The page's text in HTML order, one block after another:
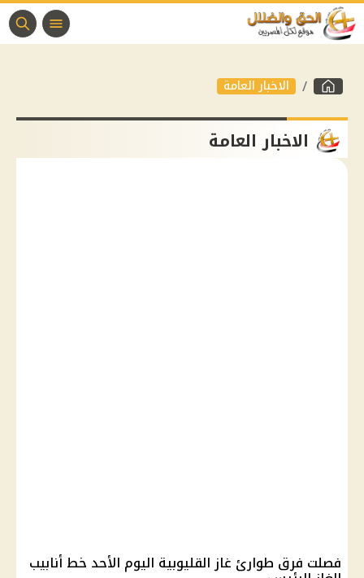
الاخبار العامة
الاخبار العامة
فصلت فرق طوارئ غاز القليوبية اليوم الأحد خط أنابيب